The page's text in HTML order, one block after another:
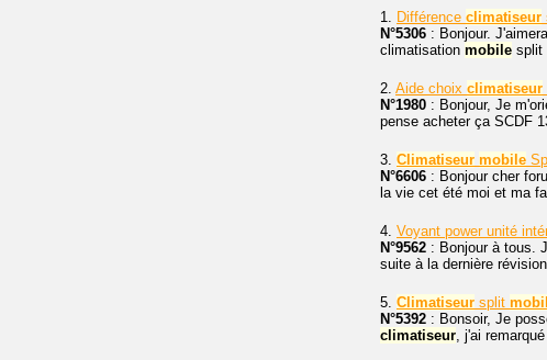
1. Différence climatiseur
N°5306 : Bonjour.
climatisation mobile split
2. Aide choix climatiseur
N°1980 : Bonjour, Je
pense acheter ça SCDF
3. Climatiseur mobile
N°6606 : Bonjour cher
la vie cet été moi et ma
4. Voyant power unité
N°9562 : Bonjour à tous.
suite à la dernière
5. Climatiseur split
N°5392 : Bonsoir, Je
climatiseur, j'ai